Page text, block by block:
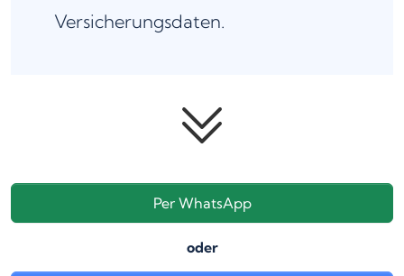
Versicherungsdaten.
Per WhatsApp
oder